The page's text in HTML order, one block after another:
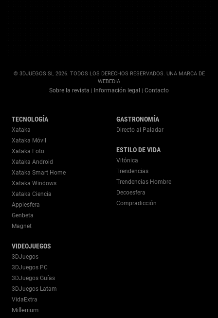
© 3DJUEGOS SL 2026. TODOS LOS DERECHOS RESERVADOS. UNA MARCA DE
WEBEDIA
Sobre la revista Información legal Contacto
TECNOLOGÍA
Xataka
Xataka Móvil
Xataka Foto
Xataka Android
Xataka Smart Home
Xataka Windows
Xataka Ciencia
Applesfera
Genbeta
Magnet
VIDEOJUEGOS
3DJuegos
3DJuegos PC
3DJuegos Guías
3DJuegos Latam
VidaExtra
Millenium
GASTRONOMÍA
Directo al Paladar
ESTILO DE VIDA
Vitónica
Trendencias
Trendencias Hombre
Decoesfera
Compradicción